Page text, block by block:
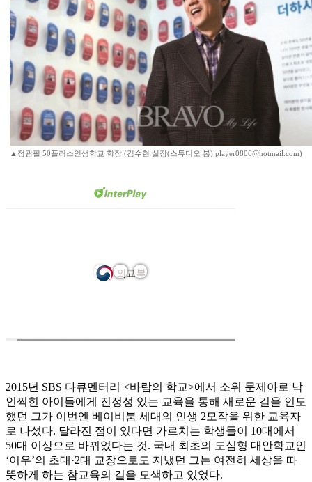
▲정광필 50플러스인생학교 학장 (김수현 실장(스튜디오 봄) player0806@hotmail.com)
2015년 SBS 다큐멘터리 <바람의 학교>에서 소위 문제아로 낙
인찍힌 아이들에게 진정성 있는 교육을 통해 새로운 길을 인도
했던 그가 이번엔 베이비붐 세대의 인생 2모작을 위한 교육자
로 나섰다. 달라진 점이 있다면 가르치는 학생들이 10대에서
50대 이상으로 바뀌었다는 것. 국내 최초의 도심형 대안학교인
‘이우’의 초대·2대 교장으로도 지냈던 그는 여전히 세상을 따
뜻하게 하는 참교육의 길을 모색하고 있었다.